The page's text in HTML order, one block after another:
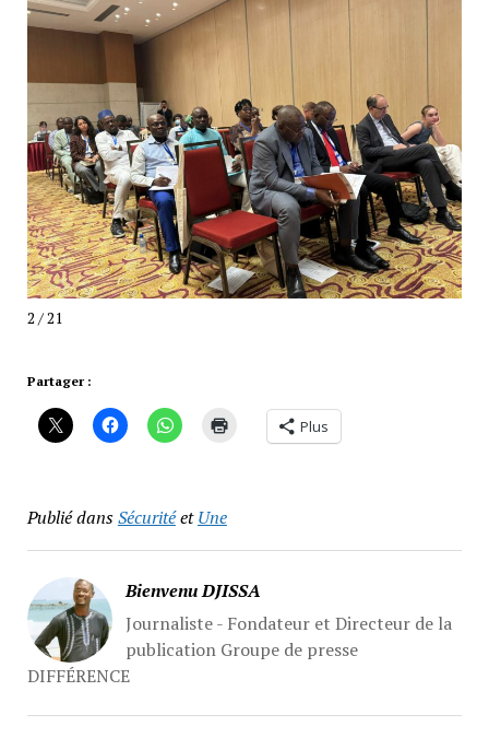
2 / 21
Partager :
Plus
Publié dansSécuritéetUne
Bienvenu DJISSA
Journaliste - Fondateur et Directeur de la
publication Groupe de presse
DIFFÉRENCE